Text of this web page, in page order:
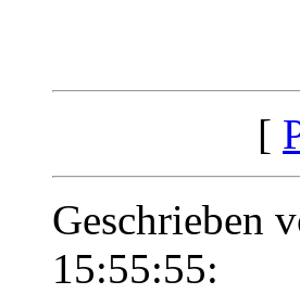
[
Geschrieben
15:55:55: